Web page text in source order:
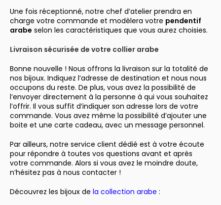
Une fois réceptionné, notre chef d’atelier prendra en
charge votre commande et modèlera votre pendentif
arabe selon les caractéristiques que vous aurez choisies.
Livraison sécurisée de votre collier arabe
Bonne nouvelle ! Nous offrons la livraison sur la totalité de
nos bijoux. Indiquez l’adresse de destination et nous nous
occupons du reste. De plus, vous avez la possibilité de
l’envoyer directement à la personne à qui vous souhaitez
l’offrir. Il vous suffit d’indiquer son adresse lors de votre
commande. Vous avez même la possibilité d’ajouter une
boite et une carte cadeau, avec un message personnel.
Par ailleurs, notre service client dédié est à votre écoute
pour répondre à toutes vos questions avant et après
votre commande. Alors si vous avez le moindre doute,
n’hésitez pas à nous contacter !
Découvrez les bijoux de la collection arabe :